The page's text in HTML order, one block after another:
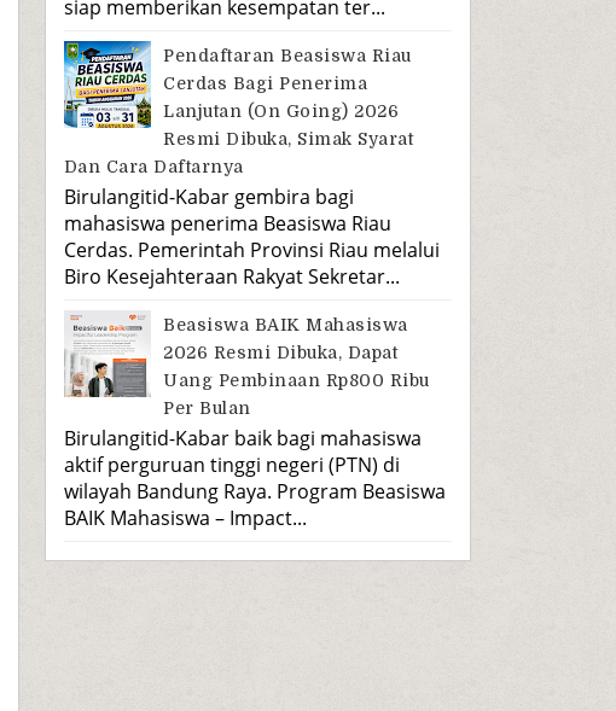
siap memberikan kesempatan ter...
Pendaftaran Beasiswa Riau
Cerdas Bagi Penerima
Lanjutan (On Going) 2026
Resmi Dibuka, Simak Syarat
Dan Cara Daftarnya
Birulangitid-Kabar gembira bagi
mahasiswa penerima Beasiswa Riau
Cerdas. Pemerintah Provinsi Riau melalui
Biro Kesejahteraan Rakyat Sekretar...
Beasiswa BAIK Mahasiswa
2026 Resmi Dibuka, Dapat
Uang Pembinaan Rp800 Ribu
Per Bulan
Birulangitid-Kabar baik bagi mahasiswa
aktif perguruan tinggi negeri (PTN) di
wilayah Bandung Raya. Program Beasiswa
BAIK Mahasiswa – Impact...